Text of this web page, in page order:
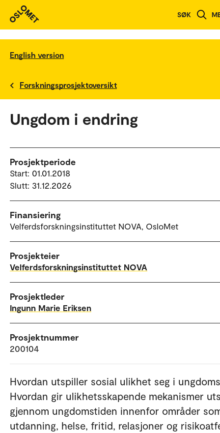
SØK
English version
Forskningsprosjektoversikt
Ungdom i endring
Prosjektperiode
Start: 01.01.2018
Slutt: 31.12.2026
Finansiering
Velferdsforskningsinstituttet NOVA, OsloMet
Prosjekteier
Velferdsforskningsinstituttet NOVA
Prosjektleder
Ingunn Marie Eriksen
Prosjektnummer
200104
Hvordan utspiller sosial ulikhet seg i
Hvordan gir ulikhetsskapende mekanismer
gjennom ungdomstiden innenfor områder
utdanning, helse, fritid, relasjoner og